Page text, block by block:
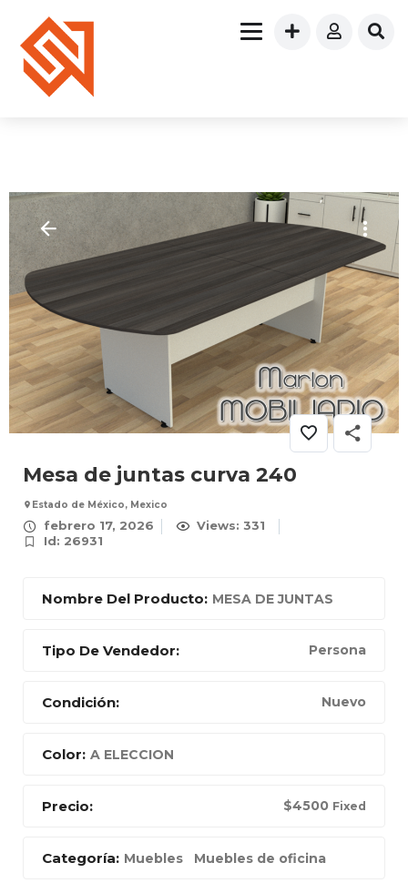
Mesa de juntas curva 240
Estado de México, Mexico
febrero 17, 2026
Views: 331
Id: 26931
Nombre Del Producto: MESA DE JUNTAS
Tipo De Vendedor: Persona
Condición: Nuevo
Color: A ELECCION
Precio: $4500 Fixed
Categoría: Muebles Muebles de oficina